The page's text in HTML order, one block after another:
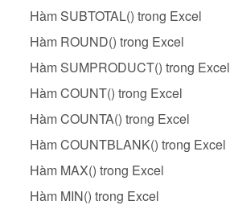
Hàm SUBTOTAL() trong Excel
Hàm ROUND() trong Excel
Hàm SUMPRODUCT() trong Excel
Hàm COUNT() trong Excel
Hàm COUNTA() trong Excel
Hàm COUNTBLANK() trong Excel
Hàm MAX() trong Excel
Hàm MIN() trong Excel